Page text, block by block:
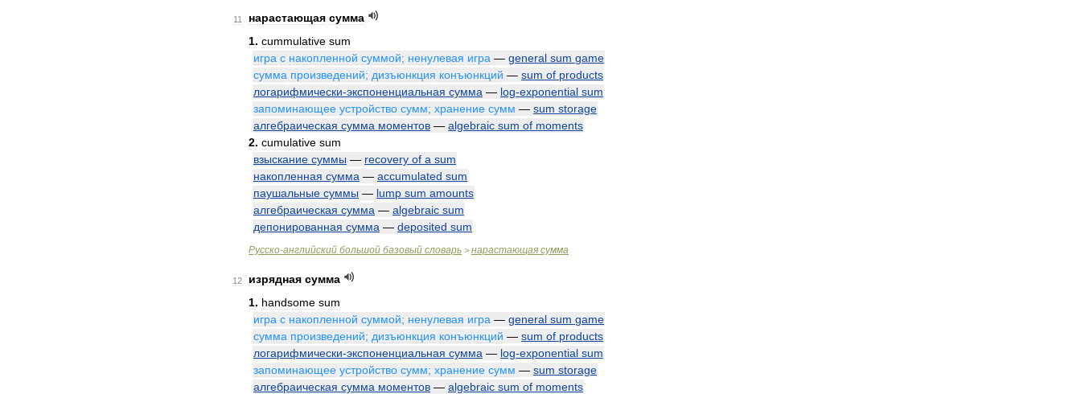
11 нарастающая сумма
1. cummulative sum
игра с накопленной суммой; ненулевая игра — general sum game
сумма произведений; дизъюнкция конъюнкций — sum of products
логарифмически-экспоненциальная сумма — log-exponential sum
запоминающее устройство сумм; хранение сумм — sum storage
алгебраическая сумма моментов — algebraic sum of moments
2. cumulative sum
взыскание суммы — recovery of a sum
накопленная сумма — accumulated sum
паушальные суммы — lump sum amounts
алгебраическая сумма — algebraic sum
депонированная сумма — deposited sum
Русско-английский большой базовый словарь > нарастающая сумма
12 изрядная сумма
1. handsome sum
игра с накопленной суммой; ненулевая игра — general sum game
сумма произведений; дизъюнкция конъюнкций — sum of products
логарифмически-экспоненциальная сумма — log-exponential sum
запоминающее устройство сумм; хранение сумм — sum storage
алгебраическая сумма моментов — algebraic sum of moments